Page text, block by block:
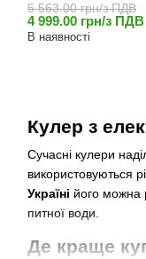
Кулер з
Сучасні кулери
використовуються
Україні його можна
питної води.
Де краще
5 563.00 грн/з ПДВ
4 999.00 грн/з ПДВ
В наявності